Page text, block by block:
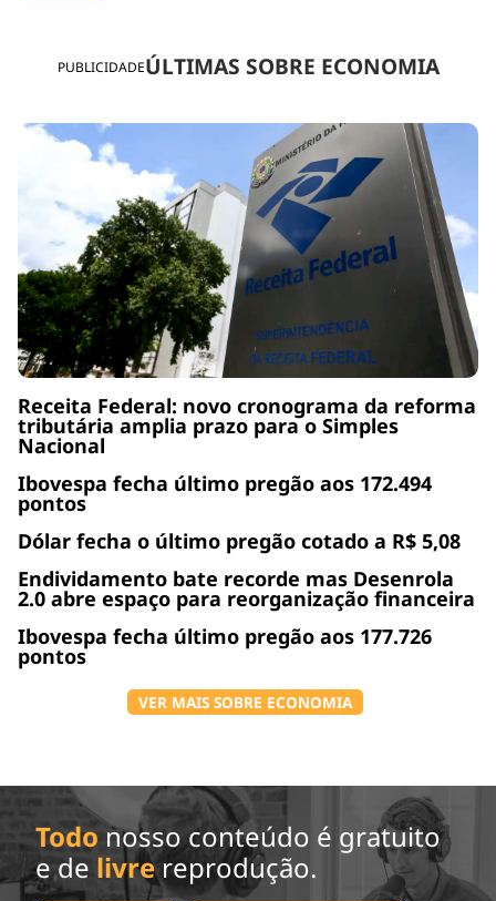
PUBLICIDADEÚLTIMAS SOBRE ECONOMIA
Receita Federal: novo cronograma da reforma
tributária amplia prazo para o Simples
Nacional
Ibovespa fecha último pregão aos 172.494
pontos
Dólar fecha o último pregão cotado a R$ 5,08
Endividamento bate recorde mas Desenrola
2.0 abre espaço para reorganização financeira
Ibovespa fecha último pregão aos 177.726
pontos
VER MAIS SOBRE ECONOMIA
Todo nosso conteúdo é gratuito
e de livrereprodução.